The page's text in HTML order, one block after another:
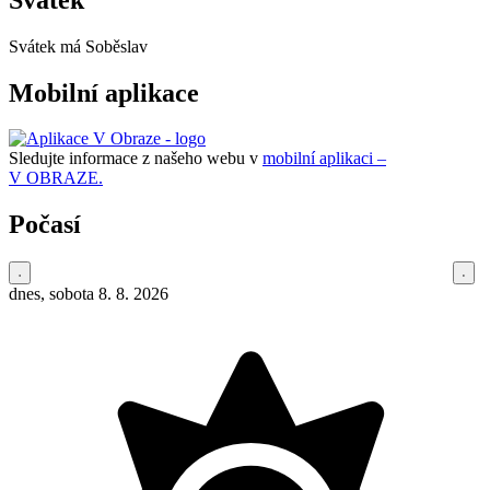
Svátek má Soběslav
Mobilní aplikace
Sledujte informace z našeho webu v mobilní aplikaci –
V OBRAZE.
Počasí
dnes, sobota 8. 8. 2026